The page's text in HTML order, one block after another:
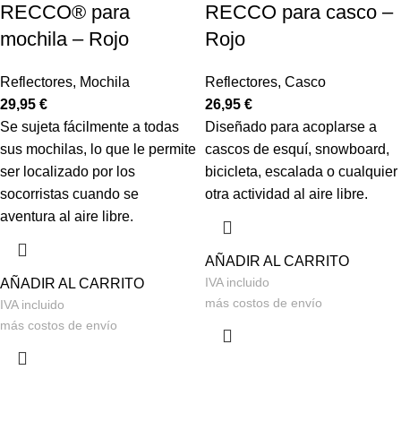
RECCO® para
mochila– Rojo
Reflectores, Mochila
29,95 €
Se sujeta fácilmente a todas
sus mochilas, lo que le permite
ser localizado por los
socorristas cuando se
aventura al aire libre.
AÑADIR AL CARRITO
IVA incluido
más costos de envío
RECCO para casco –
Rojo
Reflectores, Casco
26,95 €
Diseñado para acoplarse a
cascos de esquí, snowboard,
bicicleta, escalada o cualquier
otra actividad al aire libre.
AÑADIR AL CARRITO
IVA incluido
más costos de envío